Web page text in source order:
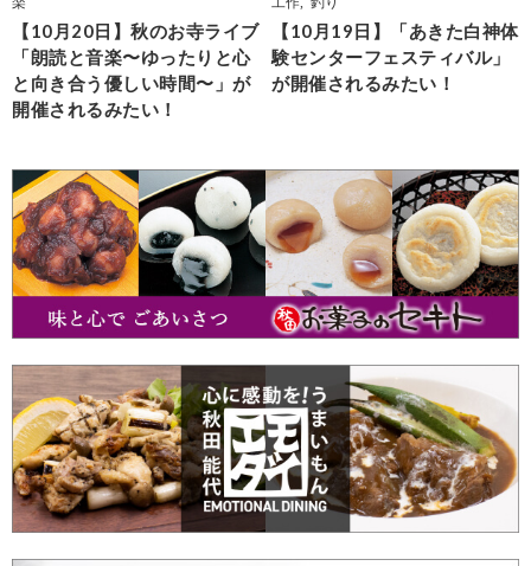
【10月20日】秋のお寺ライブ
「朗読と音楽〜ゆったりと心
と向き合う優しい時間〜」が
開催されるみたい！
【10月19日】「あきた白神体
験センターフェスティバル」
が開催されるみたい！